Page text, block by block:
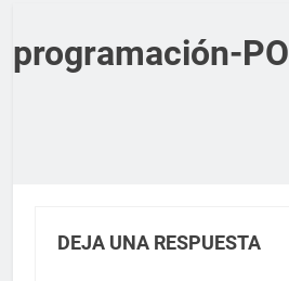
programación-
DEJA UNA RESPUESTA